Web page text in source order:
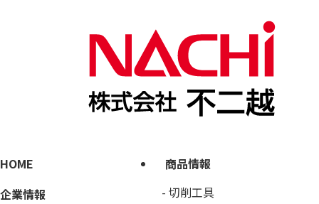
HOME
企業情報
商品情報
切削工具